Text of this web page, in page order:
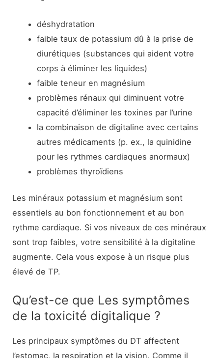
déshydratation
faible taux de potassium dû à la prise de
diurétiques (substances qui aident votre
corps à éliminer les liquides)
faible teneur en magnésium
problèmes rénaux qui diminuent votre
capacité d’éliminer les toxines par l’urine
la combinaison de digitaline avec certains
autres médicaments (p. ex., la quinidine
pour les rythmes cardiaques anormaux)
problèmes thyroïdiens
Les minéraux potassium et magnésium sont
essentiels au bon fonctionnement et au bon
rythme cardiaque. Si vos niveaux de ces minéraux
sont trop faibles, votre sensibilité à la digitaline
augmente. Cela vous expose à un risque plus
élevé de TP.
Qu’est-ce que Les symptômes
de la toxicité digitalique ?
Les principaux symptômes du DT affectent
l’estomac, la respiration et la vision. Comme il